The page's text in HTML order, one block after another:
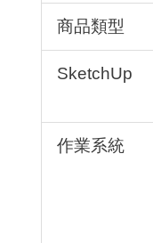
商品類型
SketchUp
作業系統